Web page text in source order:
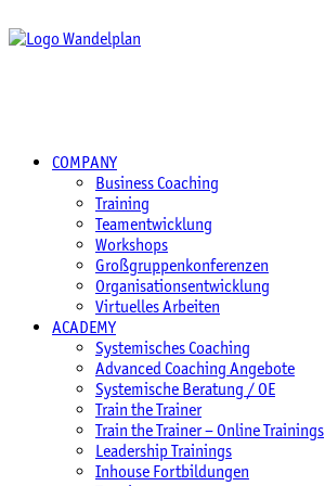
COMPANY
Business Coaching
Training
Teamentwicklung
Workshops
Großgruppenkonferenzen
Organisationsentwicklung
Virtuelles Arbeiten
ACADEMY
Systemisches Coaching
Advanced Coaching Angebote
Systemische Beratung / OE
Train the Trainer
Train the Trainer – Online Trainings
Leadership Trainings
Inhouse Fortbildungen